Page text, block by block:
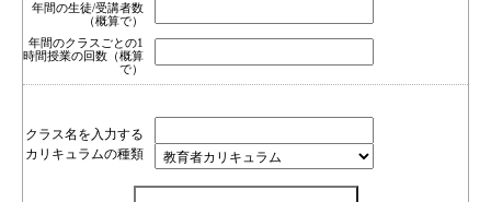
年間の生徒/受講者数
（概算で）
年間のクラスごとの1
時間授業の回数（概算
で）
クラス名を入力する
カリキュラムの種類